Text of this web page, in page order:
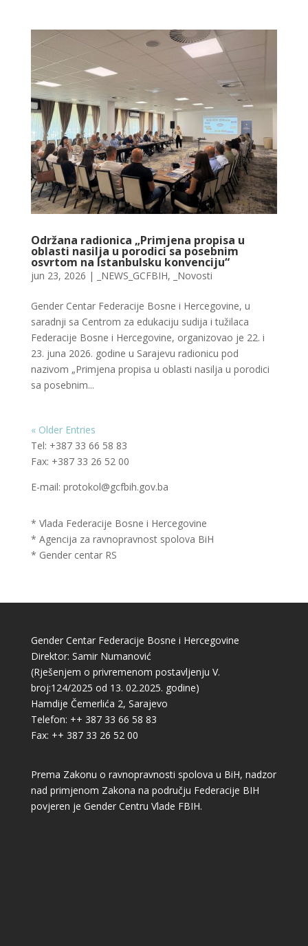
Održana radionica „Primjena propisa u
oblasti nasilja u porodici sa posebnim
osvrtom na Istanbulsku konvenciju“
jun 23, 2026 | _NEWS_GCFBIH, _Novosti
Gender Centar Federacije Bosne i Hercegovine, u
saradnji sa Centrom za edukaciju sudija i tužilaca
Federacije Bosne i Hercegovine, organizovao je 22. i
23. juna 2026. godine u Sarajevu radionicu pod
nazivom „Primjena propisa u oblasti nasilja u porodici
sa posebnim...
« Older Entries
Tel: +387 33 66 58 83
Fax: +387 33 26 52 00
E-mail: protokol@gcfbih.gov.ba
* Vlada Federacije Bosne i Hercegovine
* Agencija za ravnopravnost spolova BiH
* Gender centar RS
Gender Centar Federacije Bosne i Hercegovine
Direktor: Samir Numanović
(Rješenjem o privremenom postavljenju V.
broj:124/2025 od 13. 02.2025. godine)
Hamdije Čemerlića 2, Sarajevo
Telefon: ++ 387 33 66 58 83
Fax: ++ 387 33 26 52 00
Prema Zakonu o ravnopravnosti spolova u BiH, nadzor
nad primjenom Zakona na području Federacije BIH
povjeren je Gender Centru Vlade FBIH.